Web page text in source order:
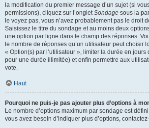
la modification du premier message d’un sujet (si
permissions), cliquez sur l’ongletSondage sous la
le voyez pas, vous n’avez probablement pas le droit
Saisissez le titre du sondage et au moins deux
une option par ligne dans le champ des réponses.
le nombre de réponses qu’un utilisateur peut choisir
« Option(s) par l’utilisateur », limiter la durée en jours
pour une durée illimitée) et enfin permettre aux
vote.
Haut
Pourquoi ne puis-je pas ajouter plus d’options à
Le nombre d’options maximum par sondage est
vous avez besoin d’indiquer plus d’options,